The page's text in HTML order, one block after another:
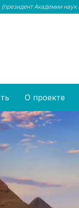
(президент Академии
О проекте